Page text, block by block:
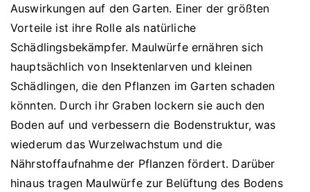
Auswirkungen auf den Garten. Einer der größten
Vorteile ist ihre Rolle als natürliche
Schädlingsbekämpfer. Maulwürfe ernähren sich
hauptsächlich von Insektenlarven und kleinen
Schädlingen, die den Pflanzen im Garten schaden
könnten. Durch ihr Graben lockern sie auch den
Boden auf und verbessern die Bodenstruktur, was
wiederum das Wurzelwachstum und die
Nährstoffaufnahme der Pflanzen fördert. Darüber
hinaus tragen Maulwürfe zur Belüftung des Bodens